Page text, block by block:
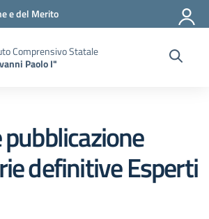
e del Merito
Comprensivo Statale
Paolo I"
definitive Esperti